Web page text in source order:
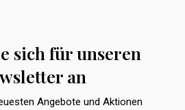
sich für unseren
an
Angebote und Aktionen